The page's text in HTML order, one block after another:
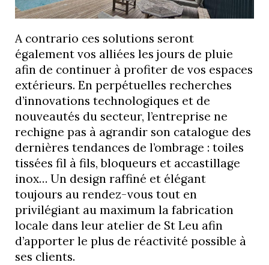
A contrario ces solutions seront
également vos alliées les jours de pluie
afin de continuer à profiter de vos espaces
extérieurs. En perpétuelles recherches
d’innovations technologiques et de
nouveautés du secteur, l’entreprise ne
rechigne pas à agrandir son catalogue des
dernières tendances de l’ombrage : toiles
tissées fil à fils, bloqueurs et accastillage
inox… Un design raffiné et élégant
toujours au rendez-vous tout en
privilégiant au maximum la fabrication
locale dans leur atelier de St Leu afin
d’apporter le plus de réactivité possible à
ses clients.